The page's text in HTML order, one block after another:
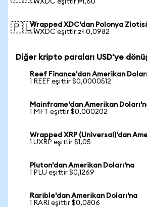
1 WXDC eşittir ₱1,60
🇵🇱Wrapped XDC'dan Polonya
1 WXDC eşittir zł 0,0982
Diğer kripto paraları USD'ye
Reef Finance'dan Amerikan
1 REEF eşittir $0,0000512
Mainframe'dan Amerikan
1 MFT eşittir $0,000202
Wrapped XRP (Universal)'dan
1 UXRP eşittir $1,05
Pluton'dan Amerikan Doları'na
1 PLU eşittir $0,1269
Rarible'dan Amerikan Doları'na
1 RARI eşittir $0,0806